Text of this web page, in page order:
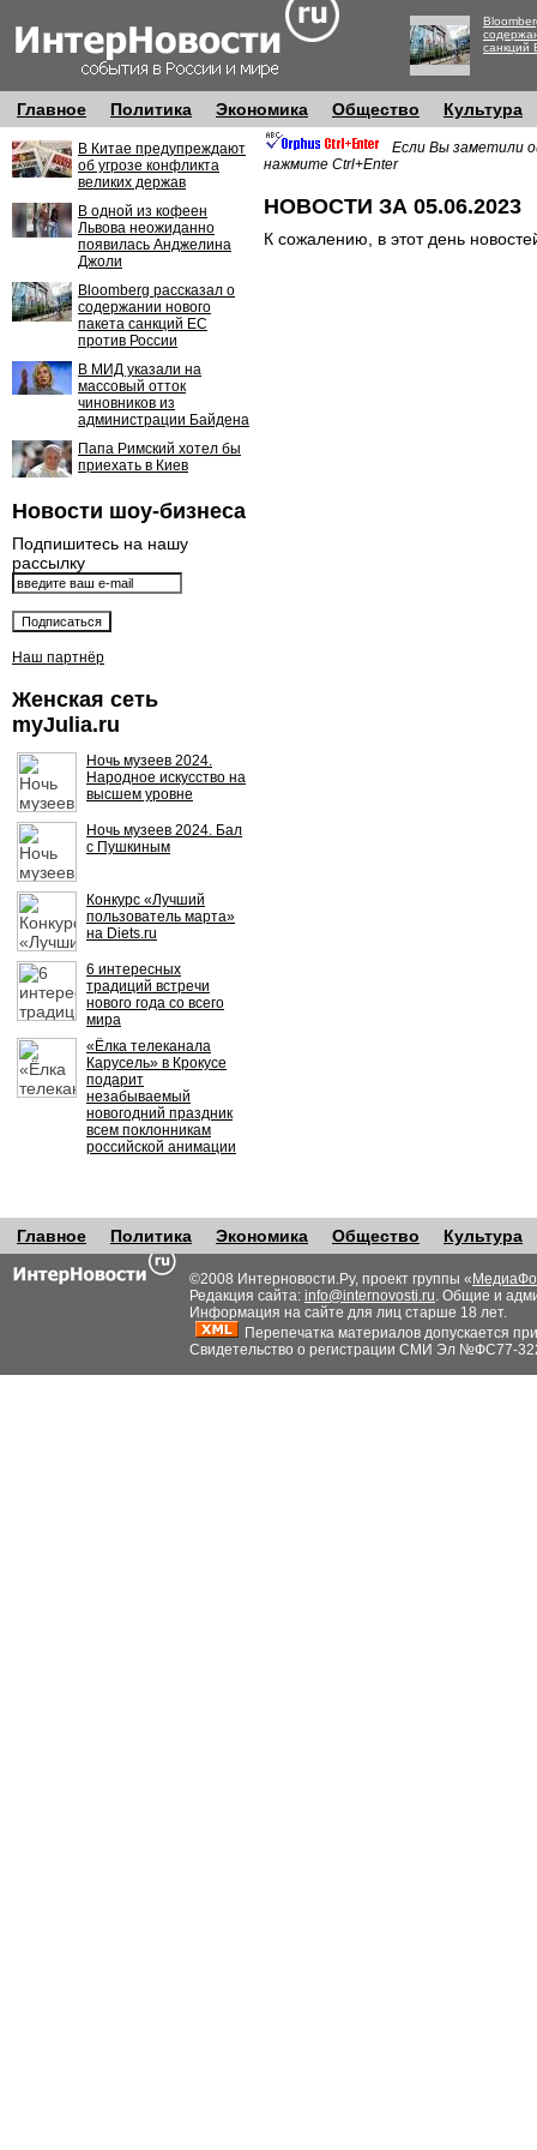
санкций
Главное Политика Экономика Общество Культура
В Китае предупреждают
об угрозе конфликта
великих держав
В одной из кофеен
Львова неожиданно
появилась Анджелина
Джоли
Bloomberg рассказал о
содержании нового
пакета санкций ЕС
против России
В МИД указали на
массовый отток
чиновников из
администрации Байдена
Папа Римский хотел бы
приехать в Киев
Новости шоу-бизнеса
Подпишитесь на нашу
рассылку
Наш партнёр
Женская сеть
myJulia.ru
Ночь музеев 2024.
Народное искусство на
высшем уровне
Ночь музеев 2024. Бал
с Пушкиным
Конкурс «Лучший
пользователь марта»
на Diets.ru
6 интересных
традиций встречи
нового года со всего
мира
«Ёлка телеканала
Карусель» в Крокусе
подарит
незабываемый
новогодний праздник
всем поклонникам
российской анимации
Если Вы заметили
нажмите Ctrl+Enter
НОВОСТИ ЗА 05.06.2023
К сожалению, в этот день
Главное Политика Экономика Общество Культура
©2008 Интерновости.Ру, проект группы «
Редакция сайта: info@internovosti.ru. Общие и
Информация на сайте для лиц старше 18 лет.
Перепечатка материалов допускается
Свидетельство о регистрации СМИ Эл №ФС77-